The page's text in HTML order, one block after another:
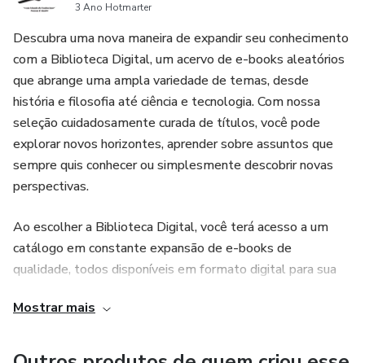
3 Ano Hotmarter
Descubra uma nova maneira de expandir seu conhecimento
com a Biblioteca Digital, um acervo de e-books aleatórios
que abrange uma ampla variedade de temas, desde
história e filosofia até ciência e tecnologia. Com nossa
seleção cuidadosamente curada de títulos, você pode
explorar novos horizontes, aprender sobre assuntos que
sempre quis conhecer ou simplesmente descobrir novas
perspectivas.
Ao escolher a Biblioteca Digital, você terá acesso a um
catálogo em constante expansão de e-books de
qualidade, todos disponíveis em formato digital para sua
renomados e especialistas em seus campos, garantindo
Mostrar mais